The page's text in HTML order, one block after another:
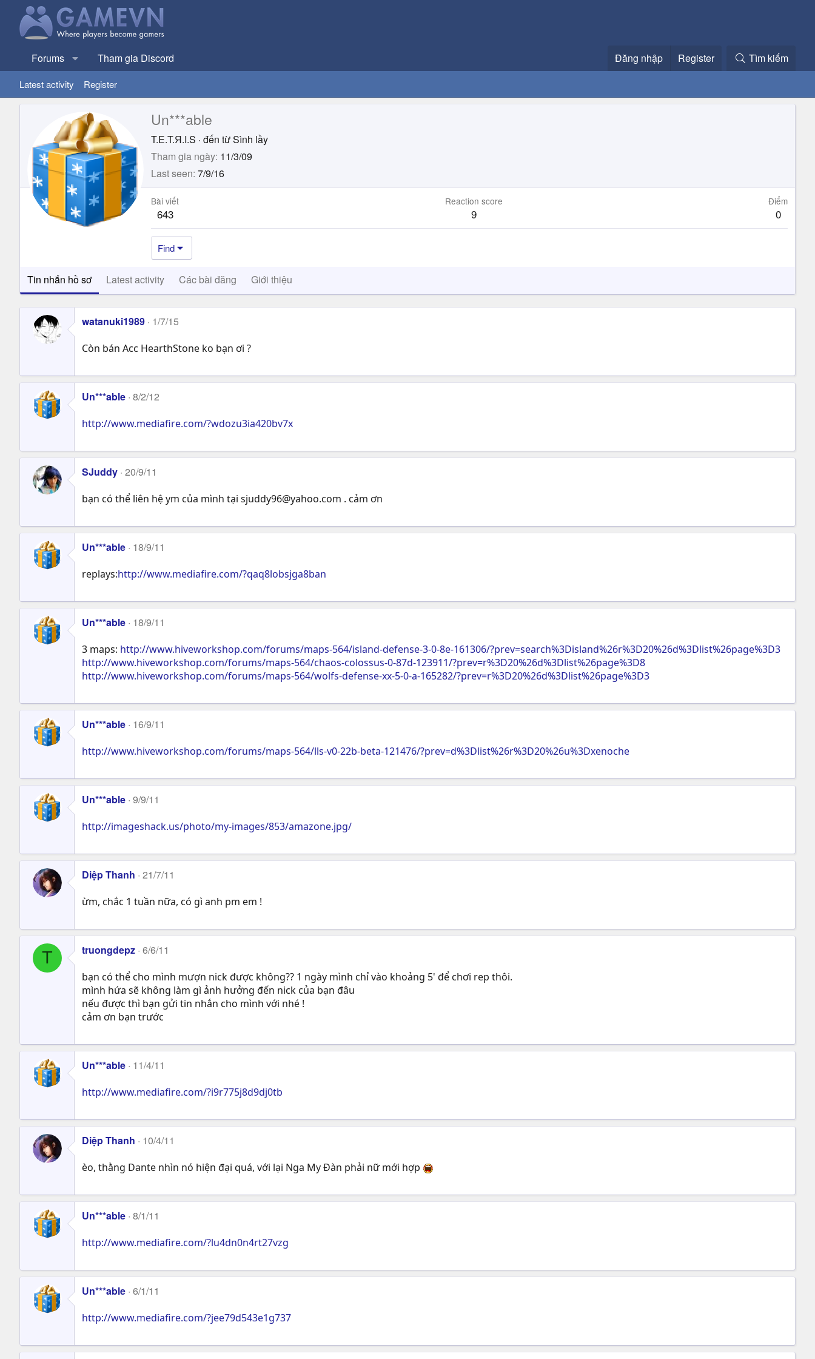
Forums Tham gia Discord Đăng nhập Register Tìm kiếm
Latest activity Register
Un***able
T.E.T.Я.I.S · đến từSình lầy
Tham gia ngày 11/3/09
Last seen 7/9/16
Bài viết
643
Reaction score
9
Điểm
0
Find
Tin nhắn hồ sơ Latest activity Các bài đăng Giới thiệu
watanuki1989 1/7/15
Còn bán Acc HearthStone ko bạn ơi ?
Un***able 8/2/12
http://www.mediafire.com/?wdozu3ia420bv7x
SJuddy 20/9/11
bạn có thể liên hệ ym của mình tại sjuddy96@yahoo.com . cảm ơn
Un***able 18/9/11
replays:http://www.mediafire.com/?qaq8lobsjga8ban
Un***able 18/9/11
3 maps: http://www.hiveworkshop.com/forums/maps-564/island-defense-3-0-8e-161306/?prev=search%3Disland%26r%3D20%26d%3Dlist%26page%3D3
http://www.hiveworkshop.com/forums/maps-564/chaos-colossus-0-87d-123911/?prev=r%3D20%26d%3Dlist%26page%3D8
http://www.hiveworkshop.com/forums/maps-564/wolfs-defense-xx-5-0-a-165282/?prev=r%3D20%26d%3Dlist%26page%3D3
Un***able 16/9/11
http://www.hiveworkshop.com/forums/maps-564/lls-v0-22b-beta-121476/?prev=d%3Dlist%26r%3D20%26u%3Dxenoche
Un***able 9/9/11
http://imageshack.us/photo/my-images/853/amazone.jpg/
Diệp Thanh 21/7/11
ừm, chắc 1 tuần nữa, có gì anh pm em !
T truongdepz 6/6/11
bạn có thể cho mình mượn nick được không?? 1 ngày mình chỉ vào khoảng 5' để chơi rep thôi.
mình hứa sẽ không làm gì ảnh hưởng đến nick của bạn đâu
nếu được thì bạn gửi tin nhắn cho mình với nhé !
cảm ơn bạn trước
Un***able 11/4/11
http://www.mediafire.com/?i9r775j8d9dj0tb
Diệp Thanh 10/4/11
èo, thằng Dante nhìn nó hiện đại quá, với lại Nga My Đàn phải nữ mới hợp
Un***able 8/1/11
http://www.mediafire.com/?lu4dn0n4rt27vzg
Un***able 6/1/11
http://www.mediafire.com/?jee79d543e1g737